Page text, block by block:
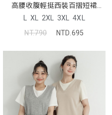
高腰收腹輕挺西裝百摺短裙
MISS
L XL 2XL 3XL 4XL
NT.790
NTD.695